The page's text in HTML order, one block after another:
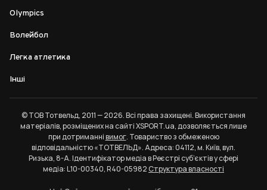
Olympics
Волейбол
Легка атлетика
Інші
© ТОВ Тотвельд, 2011 — 2026. Всі права захищені. Використання
матеріалів, розміщених на сайті XSPORT.ua, дозволяється лише
при дотриманнівимог. Товариство з обмеженою
відповідальністю «ТОТВЕЛЬД». Адреса: 04112, м. Київ, вул.
Ризька, 8-А. Ідентифікатор медіа в Реєстрі суб’єктів у сфері
медіа: L10-00340, R40-05982Структура власності